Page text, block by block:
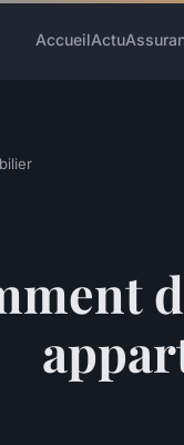
AccueilActu